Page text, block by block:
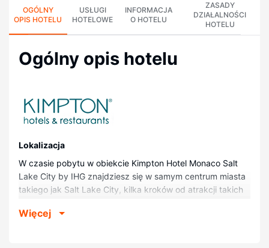
OGÓLNY
OPIS HOTELU
USŁUGI
HOTELOWE
INFORMACJA
O HOTELU
ZASADY
DZIAŁALNOŚCI
HOTELU
Ogólny opis hotelu
Lokalizacja
W czasie pobytu w obiekcie Kimpton Hotel Monaco Salt
Lake City by IHG znajdziesz się w samym centrum miasta
takiego jak Salt Lake City, kilka kroków od atrakcji takich
znajduje się 0,2 km od atrakcji takiej jak Teatr Eccles i 0,6
Więcej